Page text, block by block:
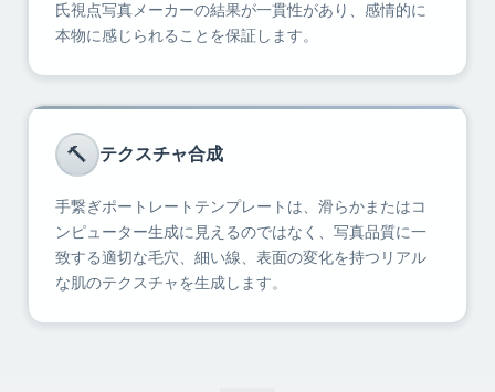
氏視点写真メーカーの結果が一貫性があり、感情的に
本物に感じられることを保証します。
🔨 テクスチャ合成
手繋ぎポートレートテンプレートは、滑らかまたはコ
ンピューター生成に見えるのではなく、写真品質に一
致する適切な毛穴、細い線、表面の変化を持つリアル
な肌のテクスチャを生成します。